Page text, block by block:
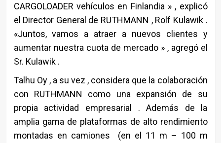
CARGOLOADER vehículos en Finlandia » , explicó
el Director General de RUTHMANN , Rolf Kulawik .
«Juntos, vamos a atraer a nuevos clientes y
aumentar nuestra cuota de mercado » , agregó el
Sr. Kulawik .
Talhu Oy , a su vez , considera que la colaboración
con RUTHMANN como una expansión de su
propia actividad empresarial . Además de la
amplia gama de plataformas de alto rendimiento
montadas en camiones (en el 11 m – 100 m